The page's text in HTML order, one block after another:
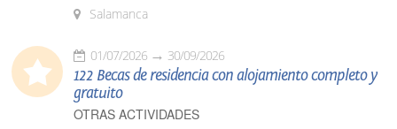
Salamanca
01/07/2026 30/09/2026
122 Becas de residencia con alojamiento completo y
gratuito
OTRAS ACTIVIDADES